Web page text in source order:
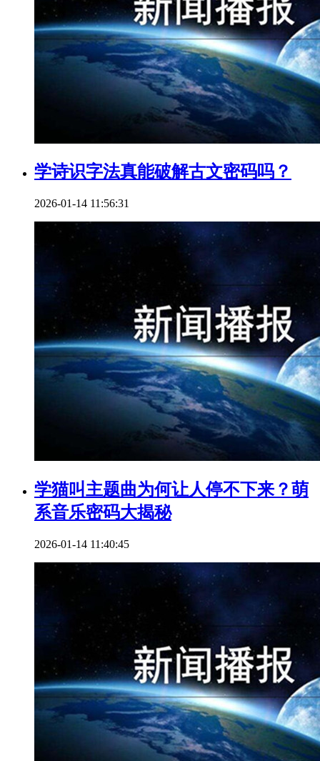
学诗识字法真能破解古文密码吗？
2026-01-14 11:56:31
学猫叫主题曲为何让人停不下来？萌
系音乐密码大揭秘
2026-01-14 11:40:45